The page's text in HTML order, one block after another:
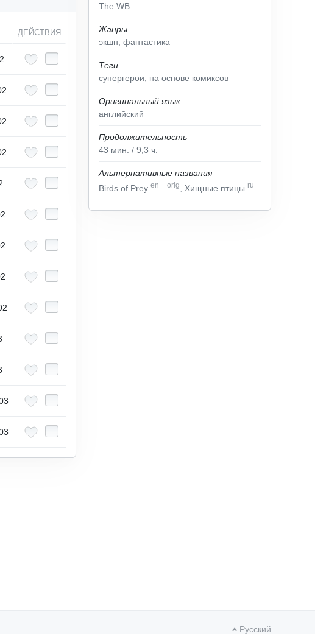
The WB
Жанры
экшн фантастика
Теги
супергерои
на основе комиксов
Оригинальный язык
английский
Продолжительность
43 мин. / 9,3 ч.
Альтернативные названия
Birds of Prey en + orig , Хищные птицы ru
ДЕЙСТВИЯ
Русский